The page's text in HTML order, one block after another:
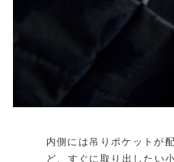
内側には吊りポケットが
ど、すぐに取り出したい